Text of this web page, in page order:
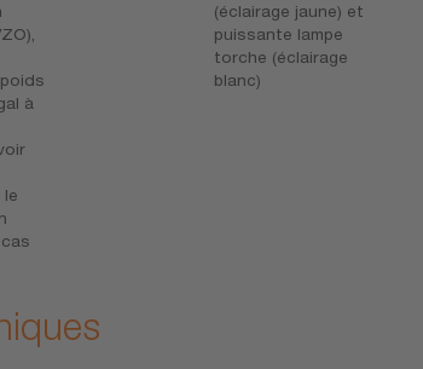
à
(éclairage jaune) et
puissante lampe
torche (éclairage
blanc)